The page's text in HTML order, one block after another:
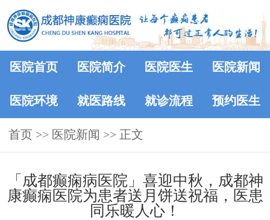
医院首页 医院简介 医院医生 医院新闻
医院环境 就医路线 就诊流程 预约医生
首页 >> 医院新闻 >> 正文
「成都癫痫病医院」喜迎中秋，成都神
康癫痫医院为患者送月饼送祝福，医患
同乐暖人心！